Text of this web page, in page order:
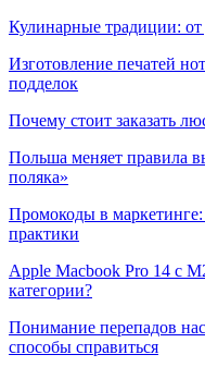
Кулинарные традиции: от
Изготовление печатей
подделок
Почему стоит заказать
Польша меняет правила
поляка»
Промокоды в
практики
Apple Macbook Pro 14 с
категории?
Понимание перепадов
способы справиться